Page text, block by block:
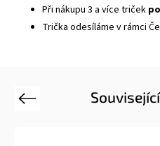
Při nákupu 3 a více triček
Trička odesíláme v rámci
Previous